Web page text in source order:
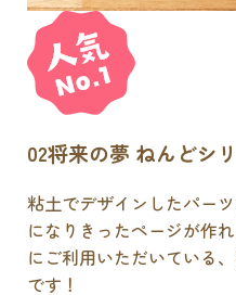
02将来の夢 ねんどシ
粘土でデザインしたパー
になりきったページが作
にご利用いただいている
です！